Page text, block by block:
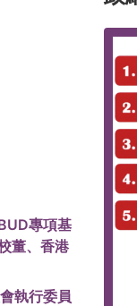
專項基
董、香港
執行委員